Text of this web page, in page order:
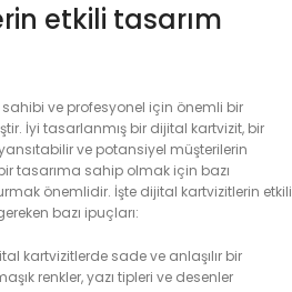
etkili tasarım
ve profesyonel için önemli bir
İyi tasarlanmış bir dijital kartvizit, bir
ve potansiyel müşterilerin
tasarıma sahip olmak için bazı
önemlidir. İşte dijital kartvizitlerin etkili
bazı ipuçları:
kartvizitlerde sade ve anlaşılır bir
renkler, yazı tipleri ve desenler